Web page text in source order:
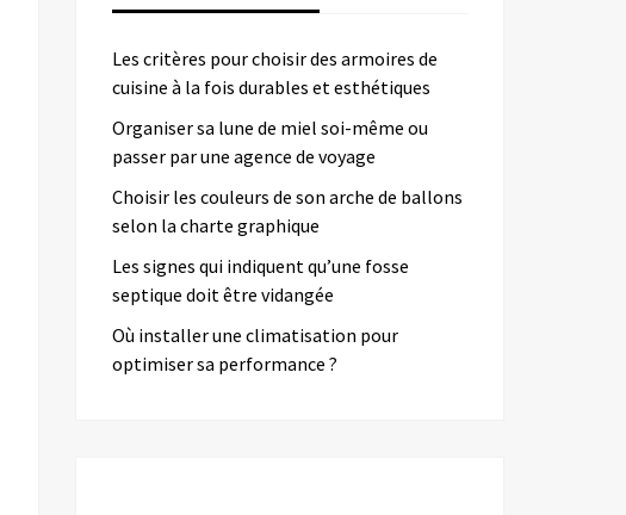
Les critères pour choisir des armoires de
cuisine à la fois durables et esthétiques
Organiser sa lune de miel soi-même ou
passer par une agence de voyage
Choisir les couleurs de son arche de ballons
selon la charte graphique
Les signes qui indiquent qu’une fosse
septique doit être vidangée
Où installer une climatisation pour
optimiser sa performance ?